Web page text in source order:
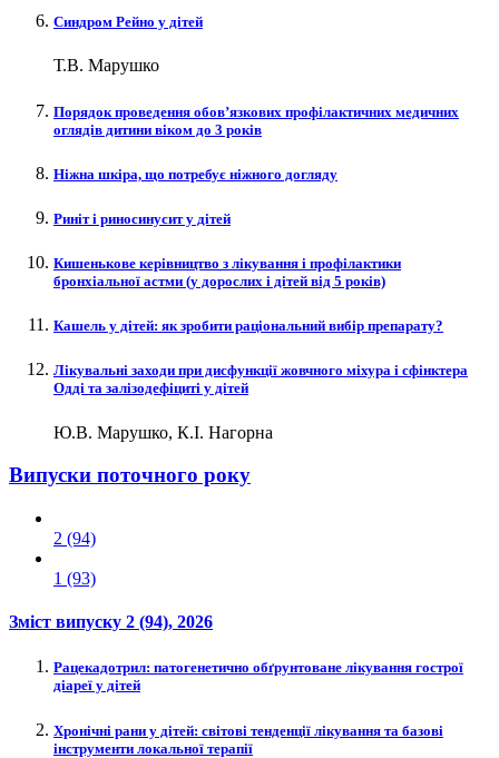
Синдром Рейно у дітей
Т.В. Марушко
Порядок проведення обов’язкових профілактичних медичних
оглядів дитини віком до 3 років
Ніжна шкіра, що потребує ніжного догляду
Риніт і риносинусит у дітей
Кишенькове керівництво з лікування і профілактики
бронхіальної астми (у дорослих і дітей від 5 років)
Кашель у дітей: як зробити раціональний вибір препарату?
Лікувальні заходи при дисфункції жовчного міхура і сфінктера
Одді та залізодефіциті у дітей
Ю.В. Марушко, К.І. Нагорна
Випуски поточного року
2 (94)
1 (93)
Зміст випуску 2 (94), 2026
Рацекадотрил: патогенетично обґрунтоване лікування гострої
діареї у дітей
Хронічні рани у дітей: світові тенденції лікування та базові
інструменти локальної терапії